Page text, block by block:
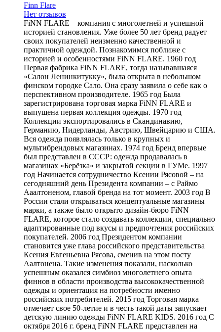
Finn Flare
Нет отзывов
FiNN FLARE – компания с многолетней и успешной
историей становления. Уже более 50 лет бренд радует
своих покупателей неизменно качественной и
практичной одеждой. Познакомимся поближе с
историей и особенностями FiNN FLARE. 1960 год
Первая фабрика FiNN FLARE, тогда называвшаяся
«Салон Ленинкитукку», была открыта в небольшом
финском городке Сало. Она сразу заявила о себе как о
перспективном производителе. 1965 год Была
зарегистрирована торговая марка FiNN FLARE и
выпущена первая коллекция одежды. 1970 год
Коллекции экспортировались в Скандинавию,
Германию, Нидерланды, Австрию, Швейцарию и США.
Вся одежда появлялась только в крупных и
мультибрендовых магазинах. 1974 год Бренд впервые
был представлен в СССР: одежда продавалась в
магазинах «Берёзка» и закрытой секции в ГУМе. 1997
год Начинается сотрудничество Ксении Рясовой – на
сегодняшний день Президента компании – с Раймо
Ааалтоненом, главой бренда на тот момент. 2003 год В
России стали открываться концептуальные магазины
марки, а также было открыто дизайн-бюро FiNN
FLARE, которое стало создавать коллекции, специально
адаптированные под вкусы и предпочтения российских
покупателей. 2006 год Президентом компании
становится уже глава российского представительства
Ксения Евгеньевна Рясова, сменив на этом посту
Аалтонена. Такие изменения показали, насколько
успешным оказался симбиоз многолетнего опыта
финнов в области производства высококачественной
одежды и ориентация на потребности именно
российских потребителей. 2015 год Торговая марка
отмечает свое 50-летие и в честь такой даты запускает
детскую линию одежды FiNN FLARE KIDS. 2016 год С
октября 2016 г. бренд FiNN FLARE представлен на